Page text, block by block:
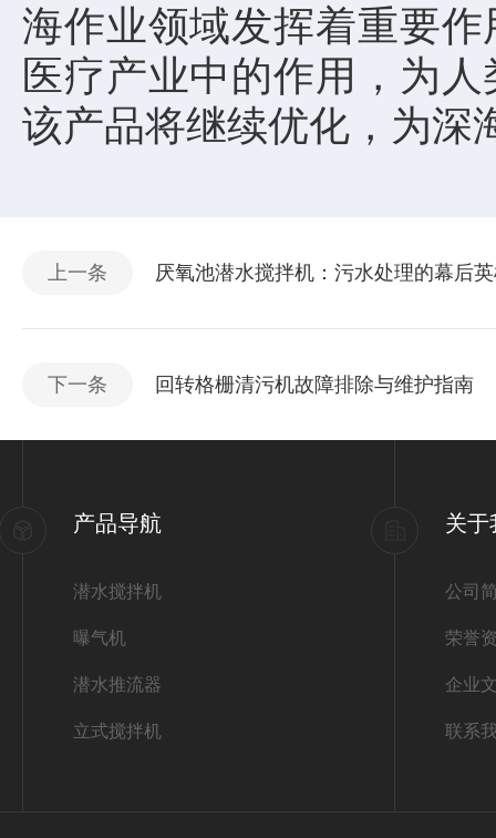
海作业领域发挥着重要
医疗产业中的作用，为
该产品将继续优化，为深
上一条 厌氧池潜水搅拌机：污水处理的幕后
下一条 回转格栅清污机故障排除与维护指南
产品导航
潜水搅拌机
曝气机
潜水推流器
立式搅拌机
关于
公司
荣誉
企业
联系